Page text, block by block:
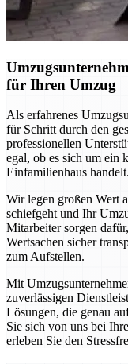
für Ihren Umzug
Als erfahrenes
für Schritt durch den
professionellen
egal, ob es sich um ein
Einfamilienhaus handelt.
Wir legen großen Wert
schiefgeht und Ihr
Mitarbeiter sorgen
Wertsachen sicher
zum Aufstellen.
Mit
zuverlässigen
Lösungen, die genau
Sie sich von uns bei
erleben Sie den